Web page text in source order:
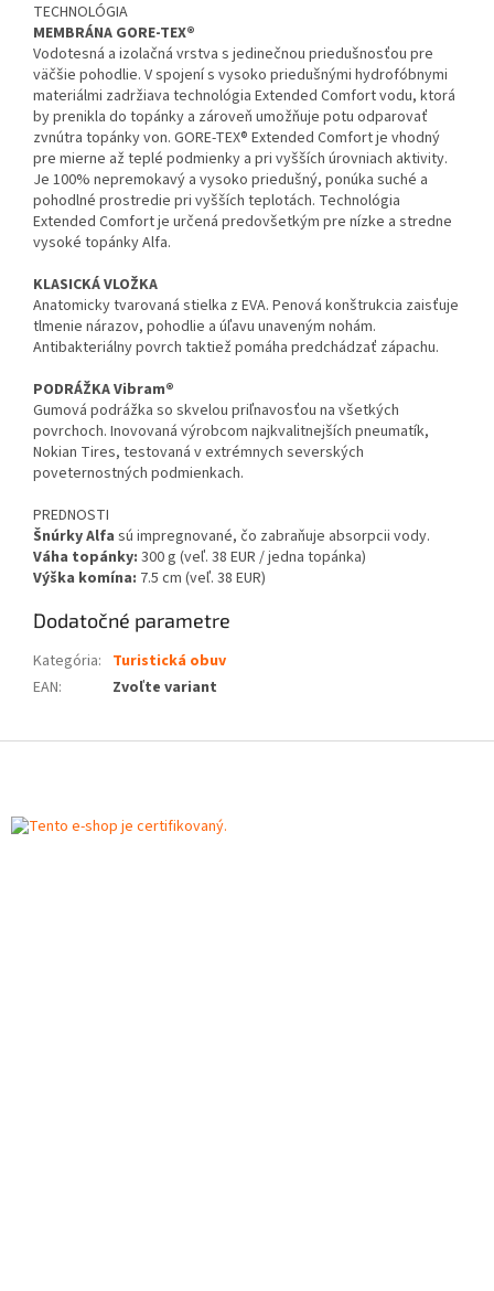
TECHNOLÓGIA
MEMBRÁNA GORE-TEX®
Vodotesná a izolačná vrstva s jedinečnou priedušnosťou pre
väčšie pohodlie. V spojení s vysoko priedušnými hydrofóbnymi
materiálmi zadržiava technológia Extended Comfort vodu, ktorá
by prenikla do topánky a zároveň umožňuje potu odparovať
zvnútra topánky von. GORE-TEX® Extended Comfort je vhodný
pre mierne až teplé podmienky a pri vyšších úrovniach aktivity.
Je 100% nepremokavý a vysoko priedušný, ponúka suché a
pohodlné prostredie pri vyšších teplotách. Technológia
Extended Comfort je určená predovšetkým pre nízke a stredne
vysoké topánky Alfa.
KLASICKÁ VLOŽKA
Anatomicky tvarovaná stielka z EVA. Penová konštrukcia zaisťuje
tlmenie nárazov, pohodlie a úľavu unaveným nohám.
Antibakteriálny povrch taktiež pomáha predchádzať zápachu.
PODRÁŽKA Vibram®
Gumová podrážka so skvelou priľnavosťou na všetkých
povrchoch. Inovovaná výrobcom najkvalitnejších pneumatík,
Nokian Tires, testovaná v extrémnych severských
poveternostných podmienkach.
PREDNOSTI
Šnúrky Alfa sú impregnované, čo zabraňuje absorpcii vody.
Váha topánky: 300 g (veľ. 38 EUR / jedna topánka)
Výška komína: 7.5 cm (veľ. 38 EUR)
Dodatočné parametre
Kategória: Turistická obuv
EAN: Zvoľte variant